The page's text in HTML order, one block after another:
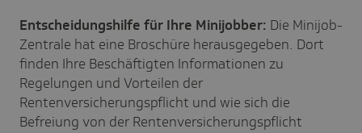
Entscheidungshilfe für Ihre Minijobber: Die Minijob-
Zentrale hat eine Broschüre herausgegeben. Dort
finden Ihre Beschäftigten Informationen zu
Regelungen und Vorteilen der
Rentenversicherungspflicht und wie sich die
Befreiung von der Rentenversicherungspflicht